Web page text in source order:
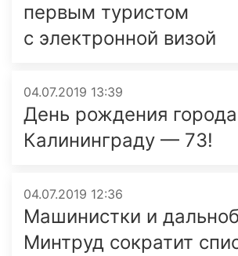
первым туристом
с электронной визой
04.07.2019 13:39
День рождения
Калининграду — 73!
04.07.2019 12:36
Машинистки и
Минтруд сократит